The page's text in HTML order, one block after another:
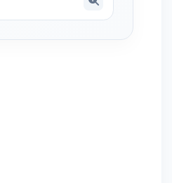
için en etkili yöntemdir.